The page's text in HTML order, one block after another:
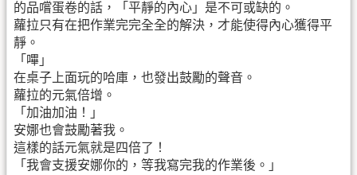
的品嚐蛋卷的話，「平靜的內心」是不可或缺的。
蘿拉只有在把作業完完全全的解決，才能使得內心獲得平
靜。
「嗶」
在桌子上面玩的哈庫，也發出鼓勵的聲音。
蘿拉的元氣倍增。
「加油加油！」
安娜也會鼓勵著我。
這樣的話元氣就是四倍了！
「我會支援安娜你的，等我寫完我的作業後。」